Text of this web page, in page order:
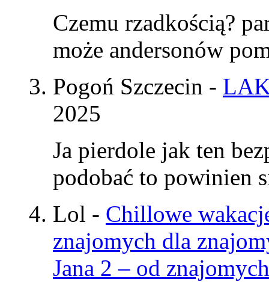
Czemu rzadkością?
może andersonów
Pogoń Szczecin -
2025
Ja pierdole jak ten
podobać to powinien
Lol - Chillowe
znajomych dla
Jana 2 – od